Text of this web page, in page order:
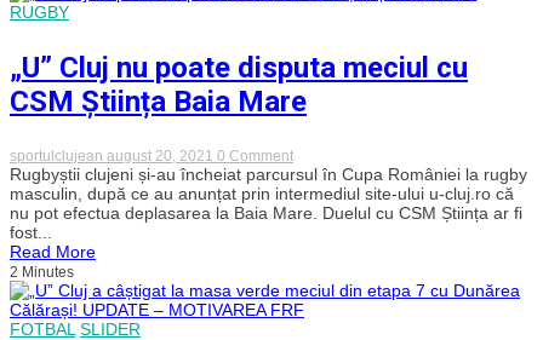
RUGBY
„U” Cluj nu poate disputa meciul cu
CSM Știința Baia Mare
sportulclujean august 20, 2021 0 Commenton
„U”
Cluj
nu
poate
CSM
Știința
Baia
Rugbyștii clujeni și-au încheiat parcursul în Cupa României la rugby
masculin, după ce au anunțat prin intermediul site-ului u-cluj.ro că
nu pot efectua deplasarea la Baia Mare. Duelul cu CSM Știința ar fi
fost...
Read More
2 Minutes
FOTBAL SLIDER